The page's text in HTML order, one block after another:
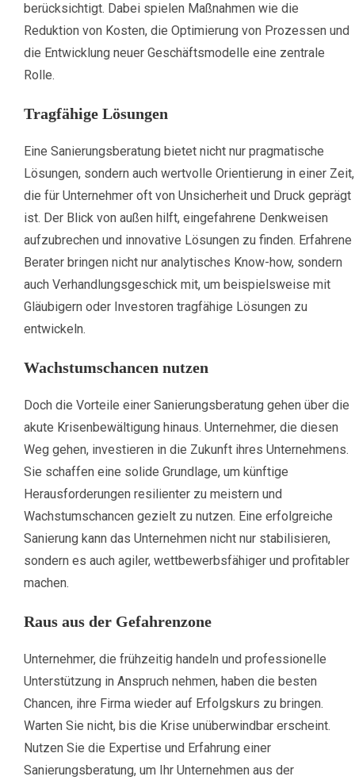
berücksichtigt. Dabei spielen Maßnahmen wie die
Reduktion von Kosten, die Optimierung von Prozessen und
die Entwicklung neuer Geschäftsmodelle eine zentrale
Rolle.
Tragfähige Lösungen
Eine Sanierungsberatung bietet nicht nur pragmatische
Lösungen, sondern auch wertvolle Orientierung in einer Zeit,
die für Unternehmer oft von Unsicherheit und Druck geprägt
ist. Der Blick von außen hilft, eingefahrene Denkweisen
aufzubrechen und innovative Lösungen zu finden. Erfahrene
Berater bringen nicht nur analytisches Know-how, sondern
auch Verhandlungsgeschick mit, um beispielsweise mit
Gläubigern oder Investoren tragfähige Lösungen zu
entwickeln.
Wachstumschancen nutzen
Doch die Vorteile einer Sanierungsberatung gehen über die
akute Krisenbewältigung hinaus. Unternehmer, die diesen
Weg gehen, investieren in die Zukunft ihres Unternehmens.
Sie schaffen eine solide Grundlage, um künftige
Herausforderungen resilienter zu meistern und
Wachstumschancen gezielt zu nutzen. Eine erfolgreiche
Sanierung kann das Unternehmen nicht nur stabilisieren,
sondern es auch agiler, wettbewerbsfähiger und profitabler
machen.
Raus aus der Gefahrenzone
Unternehmer, die frühzeitig handeln und professionelle
Unterstützung in Anspruch nehmen, haben die besten
Chancen, ihre Firma wieder auf Erfolgskurs zu bringen.
Warten Sie nicht, bis die Krise unüberwindbar erscheint.
Nutzen Sie die Expertise und Erfahrung einer
Sanierungsberatung, um Ihr Unternehmen aus der